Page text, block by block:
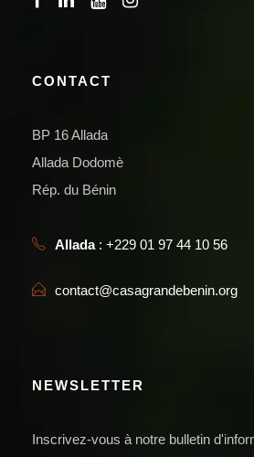
CONTACT
BP 16 Allada
Allada Dodomè
Rép. du Bénin
Allada: +229 01 97 44 10 56
contact@casagrandebenin.org
NEWSLETTER
Inscrivez-vous à notre bulletin